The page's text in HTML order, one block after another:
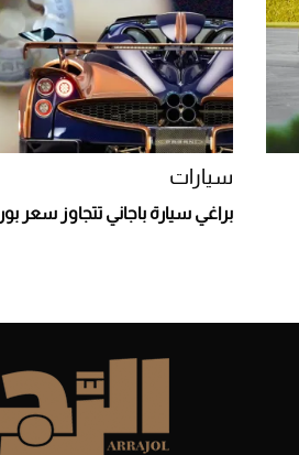
أفضل تدريج للشعر الطويل
سيارات
براغي سيارة باجاني تتجاوز سعر بورشه 911